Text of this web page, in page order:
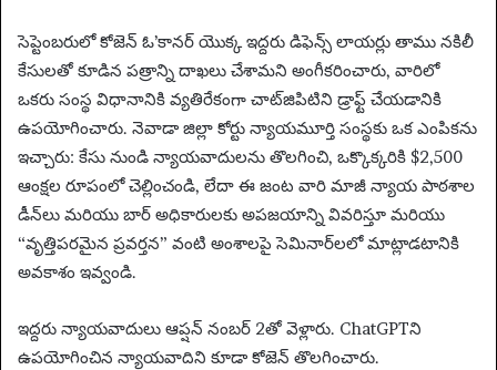
సెప్టెంబరులో కోజెన్ ఓ’కానర్ యొక్క ఇద్దరు డిఫెన్స్ లాయర్లు తాము నకిలీ
కేసులతో కూడిన పత్రాన్ని దాఖలు చేశామని అంగీకరించారు, వారిలో
ఒకరు సంస్థ విధానానికి వ్యతిరేకంగా చాట్‌జిపిటిని డ్రాఫ్ట్ చేయడానికి
ఉపయోగించారు. నెవాడా జిల్లా కోర్టు న్యాయమూర్తి సంస్థకు ఒక ఎంపికను
ఇచ్చారు: కేసు నుండి న్యాయవాదులను తొలగించి, ఒక్కొక్కరికి $2,500
ఆంక్షల రూపంలో చెల్లించండి, లేదా ఈ జంట వారి మాజీ న్యాయ పాఠశాల
డీన్‌లు మరియు బార్ అధికారులకు అపజయాన్ని వివరిస్తూ మరియు
“వృత్తిపరమైన ప్రవర్తన” వంటి అంశాలపై సెమినార్‌లలో మాట్లాడటానికి
అవకాశం ఇవ్వండి.
ఇద్దరు న్యాయవాదులు ఆప్షన్ నంబర్ 2తో వెళ్లారు. ChatGPTని
ఉపయోగించిన న్యాయవాదిని కూడా కోజెన్ తొలగించారు.